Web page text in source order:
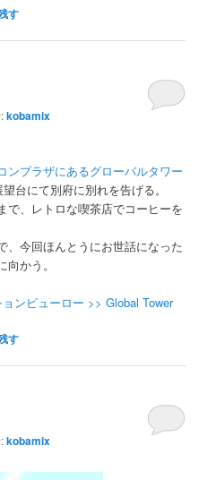
す
:kobamix
ンプラザにあるグローバルタワー
台にて別府に別れを告げる。
で、レトロな喫茶店でコーヒーを
、今回ほんとうにお世話になった
かう。
ンビューロー >> Global Tower
す
:kobamix